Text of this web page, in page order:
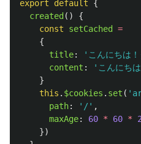
export default
{
created ()
{
const
setCached
=
{
title: ' こんにちは
content : ' こんにち
}
this . $cookies . set ( '
path: ' /' ,
maxAge: 60 * 60 *
})